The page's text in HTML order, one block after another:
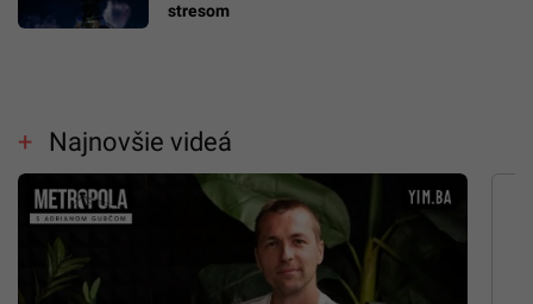
stresom
Najnovšie videá